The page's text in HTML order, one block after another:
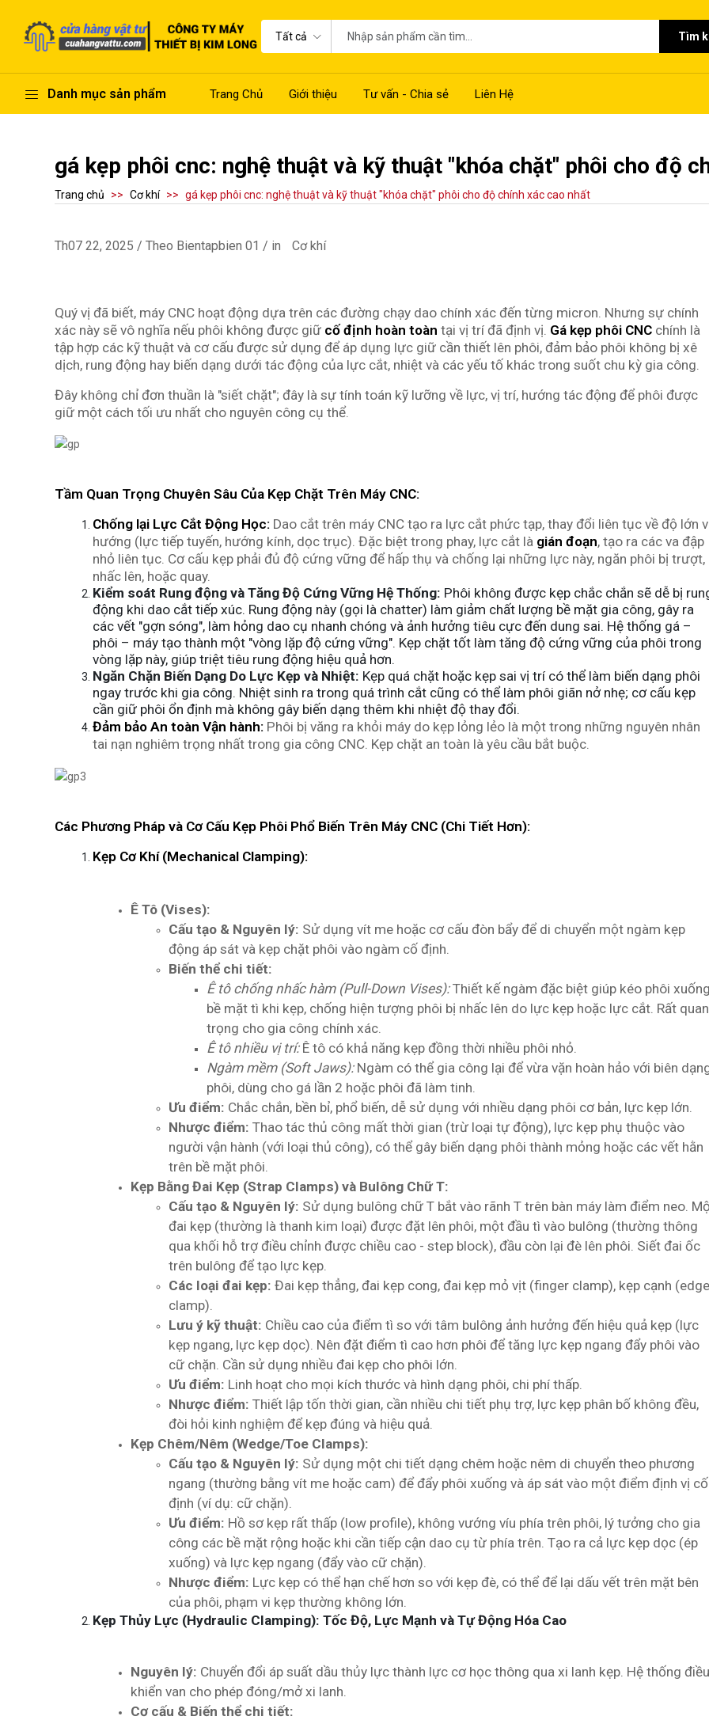
Tất cả Tìm
Danh mục sản phẩm Trang Chủ Giới thiệu Tư vấn - Chia sẻ Liên Hệ
gá kẹp phôi cnc: nghệ thuật và kỹ thuật "khóa chặt" phôi cho độ
Trang chủ Cơ khí gá kẹp phôi cnc: nghệ thuật và kỹ thuật "khóa chặt" phôi cho độ chính xác cao nhất
Th07 22, 2025 / Theo Bientapbien 01 / in Cơ khí
Quý vị đã biết, máy CNC hoạt động dựa trên các đường chạy dao chính xác đến từng micron. Nhưng sự chính
xác này sẽ vô nghĩa nếu phôi không được giữ cố định hoàn toàn tại vị trí đã định vị. Gá kẹp phôi CNC chính là
tập hợp các kỹ thuật và cơ cấu được sử dụng để áp dụng lực giữ cần thiết lên phôi, đảm bảo phôi không bị xê
dịch, rung động hay biến dạng dưới tác động của lực cắt, nhiệt và các yếu tố khác trong suốt chu kỳ gia công.
Đây không chỉ đơn thuần là "siết chặt"; đây là sự tính toán kỹ lưỡng về lực, vị trí, hướng tác động để phôi được
giữ một cách tối ưu nhất cho nguyên công cụ thể.
Tầm Quan Trọng Chuyên Sâu Của Kẹp Chặt Trên Máy CNC:
Chống lại Lực Cắt Động Học: Dao cắt trên máy CNC tạo ra lực cắt phức tạp, thay đổi liên tục về độ lớn
hướng (lực tiếp tuyến, hướng kính, dọc trục). Đặc biệt trong phay, lực cắt là gián đoạn, tạo ra các va đập
nhỏ liên tục. Cơ cấu kẹp phải đủ độ cứng vững để hấp thụ và chống lại những lực này, ngăn phôi bị trượt,
nhấc lên, hoặc quay.
Kiểm soát Rung động và Tăng Độ Cứng Vững Hệ Thống: Phôi không được kẹp chắc chắn sẽ dễ bị
động khi dao cắt tiếp xúc. Rung động này (gọi là chatter) làm giảm chất lượng bề mặt gia công, gây ra
các vết "gợn sóng", làm hỏng dao cụ nhanh chóng và ảnh hưởng tiêu cực đến dung sai. Hệ thống gá –
phôi – máy tạo thành một "vòng lặp độ cứng vững". Kẹp chặt tốt làm tăng độ cứng vững của phôi trong
vòng lặp này, giúp triệt tiêu rung động hiệu quả hơn.
Ngăn Chặn Biến Dạng Do Lực Kẹp và Nhiệt: Kẹp quá chặt hoặc kẹp sai vị trí có thể làm biến dạng phôi
ngay trước khi gia công. Nhiệt sinh ra trong quá trình cắt cũng có thể làm phôi giãn nở nhẹ; cơ cấu kẹp
cần giữ phôi ổn định mà không gây biến dạng thêm khi nhiệt độ thay đổi.
Đảm bảo An toàn Vận hành: Phôi bị văng ra khỏi máy do kẹp lỏng lẻo là một trong những nguyên nhân
tai nạn nghiêm trọng nhất trong gia công CNC. Kẹp chặt an toàn là yêu cầu bắt buộc.
Các Phương Pháp và Cơ Cấu Kẹp Phôi Phổ Biến Trên Máy CNC (Chi Tiết Hơn):
Kẹp Cơ Khí (Mechanical Clamping):
Ê Tô (Vises):
Cấu tạo & Nguyên lý: Sử dụng vít me hoặc cơ cấu đòn bẩy để di chuyển một ngàm kẹp
động áp sát và kẹp chặt phôi vào ngàm cố định.
Biến thể chi tiết:
Ê tô chống nhấc hàm (Pull-Down Vises):Thiết kế ngàm đặc biệt giúp kéo phôi
bề mặt tì khi kẹp, chống hiện tượng phôi bị nhấc lên do lực kẹp hoặc lực cắt. Rất quan
trọng cho gia công chính xác.
Ê tô nhiều vị trí:Ê tô có khả năng kẹp đồng thời nhiều phôi nhỏ.
Ngàm mềm (Soft Jaws):Ngàm có thể gia công lại để vừa vặn hoàn hảo với biên
phôi, dùng cho gá lần 2 hoặc phôi đã làm tinh.
Ưu điểm: Chắc chắn, bền bỉ, phổ biến, dễ sử dụng với nhiều dạng phôi cơ bản, lực kẹp lớn.
Nhược điểm: Thao tác thủ công mất thời gian (trừ loại tự động), lực kẹp phụ thuộc vào
người vận hành (với loại thủ công), có thể gây biến dạng phôi thành mỏng hoặc các vết hằn
trên bề mặt phôi.
Kẹp Bằng Đai Kẹp (Strap Clamps) và Bulông Chữ T:
Cấu tạo & Nguyên lý: Sử dụng bulông chữ T bắt vào rãnh T trên bàn máy làm điểm neo.
đai kẹp (thường là thanh kim loại) được đặt lên phôi, một đầu tì vào bulông (thường thông
qua khối hỗ trợ điều chỉnh được chiều cao - step block), đầu còn lại đè lên phôi. Siết đai ốc
trên bulông để tạo lực kẹp.
Các loại đai kẹp: Đai kẹp thẳng, đai kẹp cong, đai kẹp mỏ vịt (finger clamp), kẹp cạnh (edge
clamp).
Lưu ý kỹ thuật: Chiều cao của điểm tì so với tâm bulông ảnh hưởng đến hiệu quả kẹp (lực
kẹp ngang, lực kẹp dọc). Nên đặt điểm tì cao hơn phôi để tăng lực kẹp ngang đẩy phôi vào
cữ chặn. Cần sử dụng nhiều đai kẹp cho phôi lớn.
Ưu điểm: Linh hoạt cho mọi kích thước và hình dạng phôi, chi phí thấp.
Nhược điểm: Thiết lập tốn thời gian, cần nhiều chi tiết phụ trợ, lực kẹp phân bố không đều,
đòi hỏi kinh nghiệm để kẹp đúng và hiệu quả.
Kẹp Chêm/Nêm (Wedge/Toe Clamps):
Cấu tạo & Nguyên lý: Sử dụng một chi tiết dạng chêm hoặc nêm di chuyển theo phương
ngang (thường bằng vít me hoặc cam) để đẩy phôi xuống và áp sát vào một điểm định vị cố
định (ví dụ: cữ chặn).
Ưu điểm: Hồ sơ kẹp rất thấp (low profile), không vướng víu phía trên phôi, lý tưởng cho gia
công các bề mặt rộng hoặc khi cần tiếp cận dao cụ từ phía trên. Tạo ra cả lực kẹp dọc (ép
xuống) và lực kẹp ngang (đẩy vào cữ chặn).
Nhược điểm: Lực kẹp có thể hạn chế hơn so với kẹp đè, có thể để lại dấu vết trên mặt bên
của phôi, phạm vi kẹp thường không lớn.
Kẹp Thủy Lực (Hydraulic Clamping): Tốc Độ, Lực Mạnh và Tự Động Hóa Cao
Nguyên lý: Chuyển đổi áp suất dầu thủy lực thành lực cơ học thông qua xi lanh kẹp. Hệ thống điều
khiển van cho phép đóng/mở xi lanh.
Cơ cấu & Biến thể chi tiết: